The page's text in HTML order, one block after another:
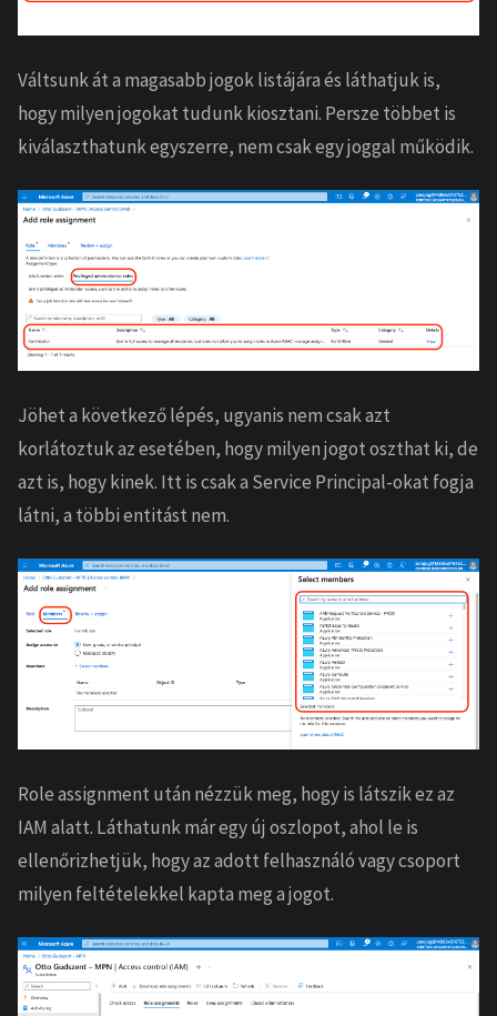
Váltsunk át a magasabb jogok listájára és láthatjuk is,
hogy milyen jogokat tudunk kiosztani. Persze többet is
kiválaszthatunk egyszerre, nem csak egy joggal működik.
Jöhet a következő lépés, ugyanis nem csak azt
korlátoztuk az esetében, hogy milyen jogot oszthat ki, de
azt is, hogy kinek. Itt is csak a Service Principal-okat fogja
látni, a többi entitást nem.
Role assignment után nézzük meg, hogy is látszik ez az
IAM alatt. Láthatunk már egy új oszlopot, ahol le is
ellenőrizhetjük, hogy az adott felhasználó vagy csoport
milyen feltételekkel kapta meg a jogot.